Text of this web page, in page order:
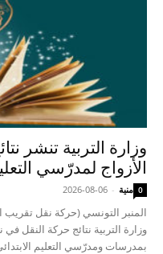
وزارة التربية تنشر
الأزواج لمدرّسي
منية -
2026-08-06 0
المنبر التونسي (حركة نقل تقريب
وزارة التربية نتائج حركة النقل
بمدرسات ومدرّسي التعليم الابتدائي